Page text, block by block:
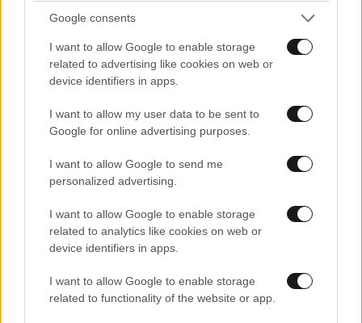
Google consents
I want to allow Google to enable storage
related to advertising like cookies on web or
device identifiers in apps.
I want to allow my user data to be sent to
Google for online advertising purposes.
I want to allow Google to send me
personalized advertising.
I want to allow Google to enable storage
related to analytics like cookies on web or
device identifiers in apps.
I want to allow Google to enable storage
related to functionality of the website or app.
LIFESTYLE06·08·2026 18:51
την προσωπική του ζωή: «Δεν αποτελεί
αντικείμενο δημόσιας συζήτησης»